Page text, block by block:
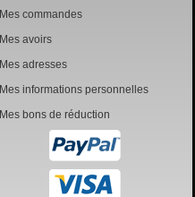
Mes commandes
Mes avoirs
Mes adresses
Mes informations personnelles
Mes bons de réduction